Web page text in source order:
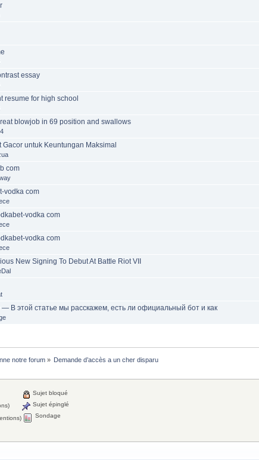
essay
resume for high school
blowjob in 69 position and swallows
Gacor untuk Keuntungan Maksimal
com
vodka com
vodka com
vodka com
New Signing To Debut At Battle Riot VII
— В этой статье мы расскажем, есть ли официальный бот и как
notre forum» Demande d’accès a un cher disparu
Sujet bloqué
Sujet épinglé
Sondage